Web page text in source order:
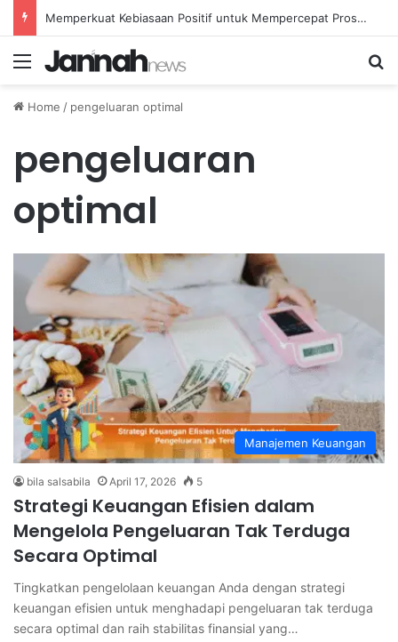
Memperkuat Kebiasaan Positif untuk Mempercepat Proses Pemulihan Mental Anda
Menu
Home / pengeluaran optimal
pengeluaran
optimal
Manajemen Keuangan
bila salsabila April 17, 2026 5
Strategi Keuangan Efisien dalam
Mengelola Pengeluaran Tak Terduga
Secara Optimal
Tingkatkan pengelolaan keuangan Anda dengan strategi
keuangan efisien untuk menghadapi pengeluaran tak terduga
secara optimal dan raih stabilitas finansial yang…